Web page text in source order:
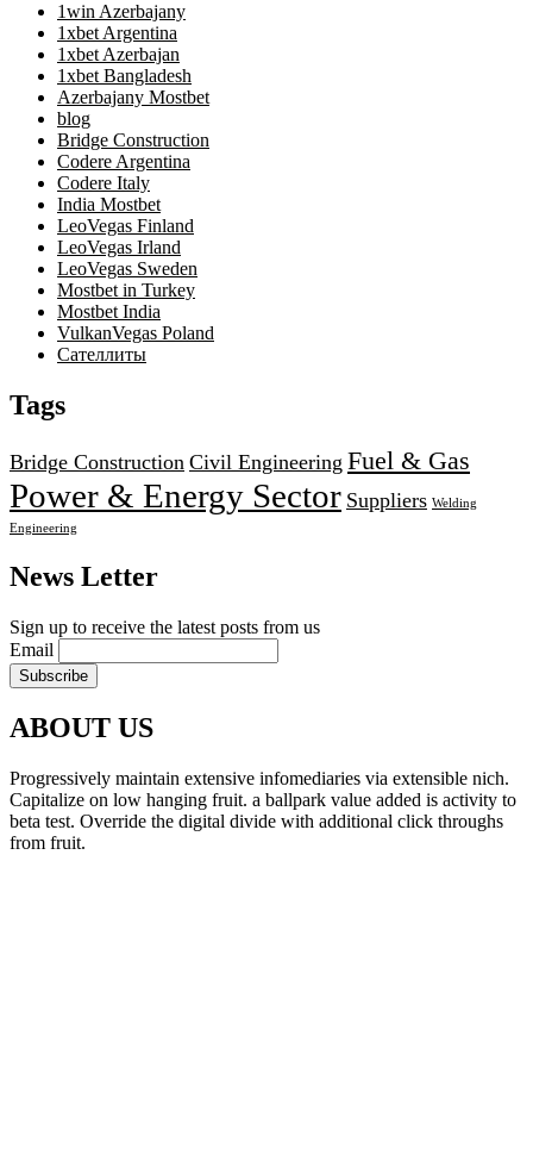
1win Azerbajany
1xbet Argentina
1xbet Azerbajan
1xbet Bangladesh
Azerbajany Mostbet
blog
Bridge Construction
Codere Argentina
Codere Italy
India Mostbet
LeoVegas Finland
LeoVegas Irland
LeoVegas Sweden
Mostbet in Turkey
Mostbet India
VulkanVegas Poland
Сателлиты
Tags
Bridge Construction Civil Engineering Fuel & Gas
Power & Energy Sector Suppliers Welding
Engineering
News Letter
Sign up to receive the latest posts from us
Email
ABOUT US
Progressively maintain extensive infomediaries via extensible nich.
Capitalize on low hanging fruit. a ballpark value added is activity to
beta test. Override the digital divide with additional click throughs
from fruit.